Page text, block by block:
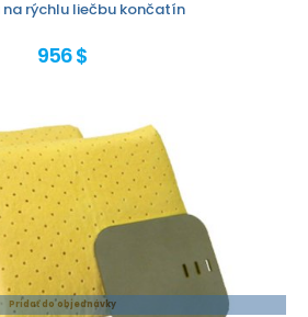
na rýchlu liečbu končatín
956 $
Pridať do objednávky